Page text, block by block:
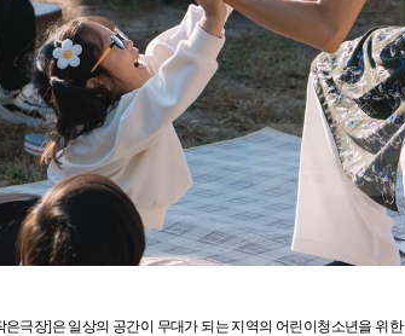
극장]은 일상의 공간이 무대가 되는 지역의 어린이청소년을 위